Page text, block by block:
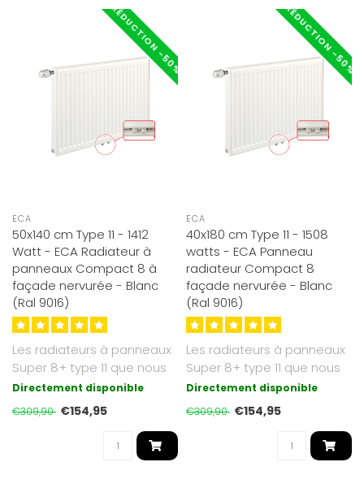
RÉDUCTION -50%
ECA
50x140 cm Type 11 - 1412
Watt - ECA Radiateur à
panneaux Compact 8 à
façade nervurée - Blanc
(Ral 9016)
Les radiateurs à panneaux
Super 8+ type 11 que nous
proposons sont d'un blanc
Directement disponible
€309,90 €154,95
RÉDUCTION -50%
ECA
40x180 cm Type 11 - 1508
watts - ECA Panneau
radiateur Compact 8
façade nervurée - Blanc
(Ral 9016)
Les radiateurs à panneaux
Super 8+ type 11 que nous
proposons sont d'un blanc
Directement disponible
€309,90 €154,95